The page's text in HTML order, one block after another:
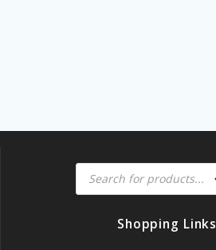
Products
search
Shopping Links